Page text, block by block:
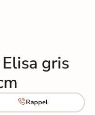
gris
Rappel